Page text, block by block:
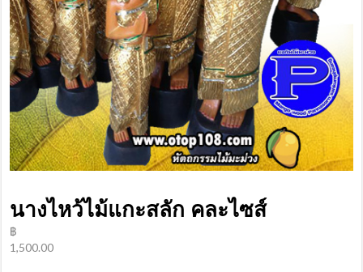
นางไหว้ไม้แกะสลัก คละไซส์
฿
1,500.00